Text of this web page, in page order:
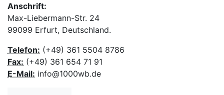
Anschrift:
Max-Liebermann-Str. 24
99099 Erfurt, Deutschland.
Telefon: (+49) 361 5504 8786
Fax: (+49) 361 654 71 91
E-Mail: info@1000wb.de